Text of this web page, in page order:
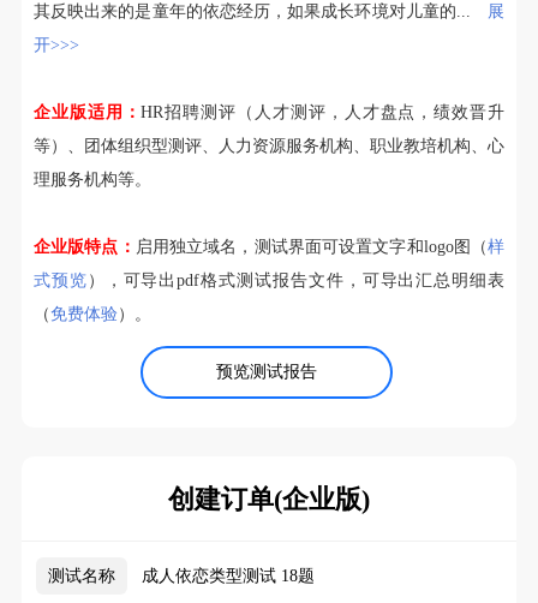
预览测试报告
其反映出来的是童年的依恋经历，如果成长环境对儿童的...
展
开>>>
企业版适用：HR招聘测评（人才测评，人才盘点，绩效晋升
等）、团体组织型测评、人力资源服务机构、职业教培机构、心
理服务机构等。
企业版特点： 启用独立域名，测试界面可设置文字和logo图（样
式预览 ），可导出pdf格式测试报告文件，可导出汇总明细表
（免费体验）。
创建订单(企业版)
测试名称 成人依恋类型测试 18题